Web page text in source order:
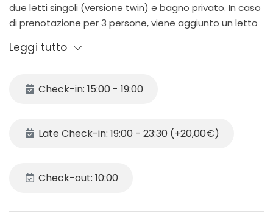
due letti singoli (versione twin) e bagno privato. In caso
di prenotazione per 3 persone, viene aggiunto un letto
con lenzuola fresche, salviette e un kit bagno forniti.
che cercano un ambiente accogliente e pratico.
Leggi tutto
Check-in: 15:00 - 19:00
Late Check-in: 19:00 - 23:30 (+20,00€)
Check-out: 10:00